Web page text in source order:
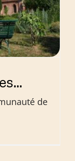
de